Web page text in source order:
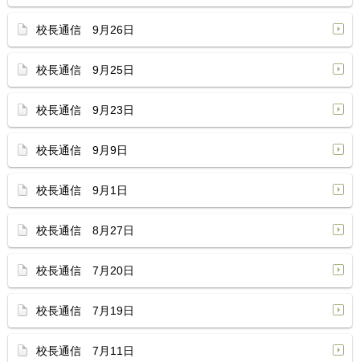
校長通信 9月26日
校長通信 9月25日
校長通信 9月23日
校長通信 9月9日
校長通信 9月1日
校長通信 8月27日
校長通信 7月20日
校長通信 7月19日
校長通信 7月11日